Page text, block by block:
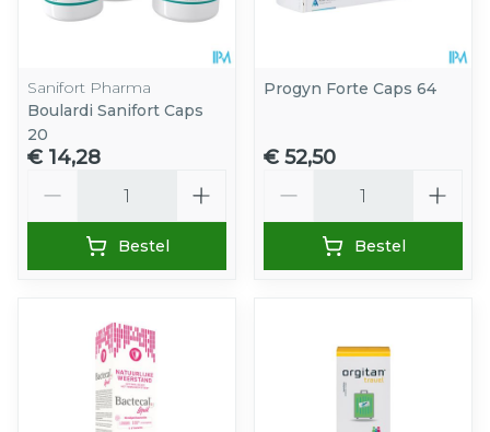
Sanifort Pharma
Boulardi Sanifort Caps
20
€ 14,28
Bestel
Progyn Forte Caps 64
€ 52,50
Bestel